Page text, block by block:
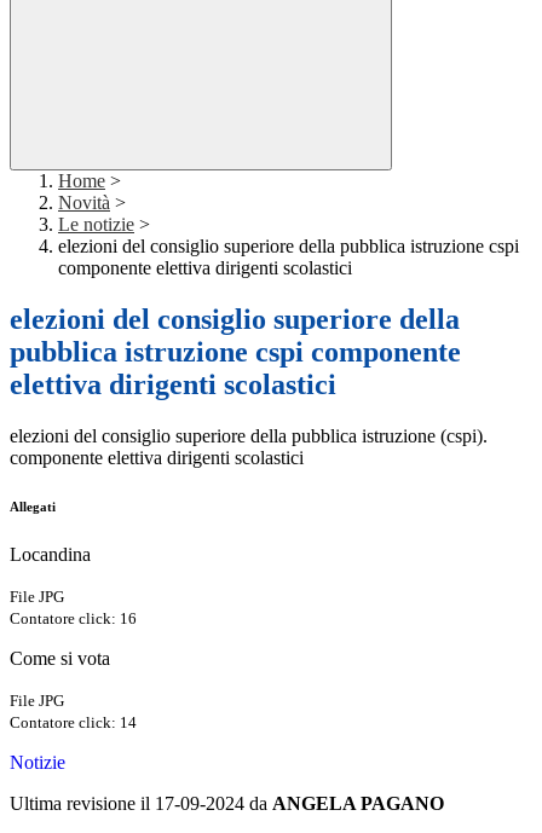
Home >
Novità >
Le notizie >
elezioni del consiglio superiore della pubblica istruzione cspi
componente elettiva dirigenti scolastici
elezioni del consiglio superiore della
pubblica istruzione cspi componente
elettiva dirigenti scolastici
elezioni del consiglio superiore della pubblica istruzione (cspi).
componente elettiva dirigenti scolastici
Allegati
Locandina
File JPG
Contatore click: 16
Come si vota
File JPG
Contatore click: 14
Notizie
Ultima revisione il 17-09-2024 da ANGELA PAGANO